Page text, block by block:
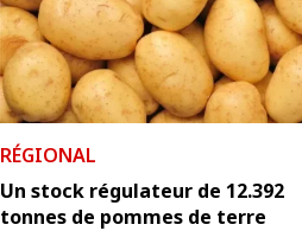
RÉGIONAL
Un stock régulateur de 12.392
tonnes de pommes de terre